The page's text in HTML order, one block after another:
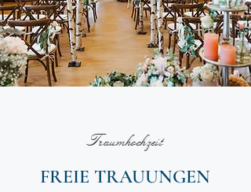
Traumhochzeit
FREIE TRAUUNGEN